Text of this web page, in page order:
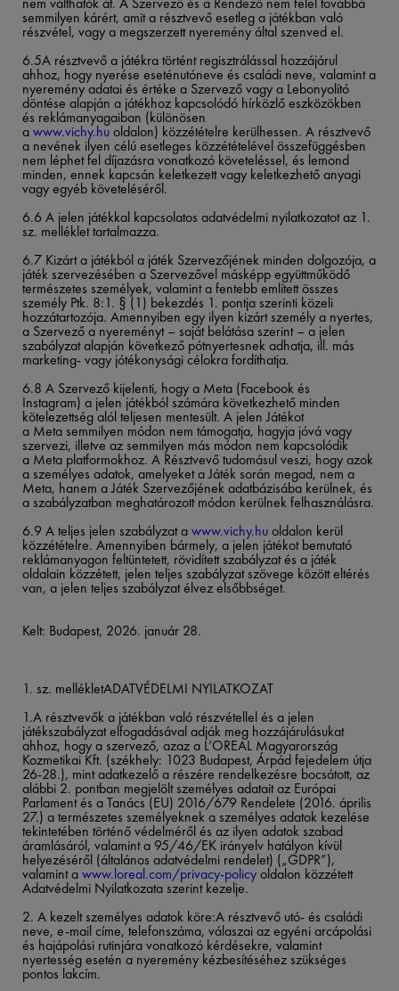
semmilyen kárért, amit a résztvevő esetleg a játékban való
részvétel, vagy a megszerzett nyeremény által szenved el.
6.5A résztvevő a játékra történt regisztrálással hozzájárul
ahhoz, hogy nyerése eseténutóneve és családi neve, valamint a
nyeremény adatai és értéke a Szervező vagy a Lebonyolító
döntése alapján a játékhoz kapcsolódó hírközlő eszközökben
és reklámanyagaiban (különösen
awww.vichy.huoldalon) közzétételre kerülhessen. A résztvevő
a nevének ilyen célú esetleges közzétételével összefüggésben
nem léphet fel díjazásra vonatkozó követeléssel, és lemond
minden, ennek kapcsán keletkezett vagy keletkezhető anyagi
vagy egyéb követeléséről.
6.6 A jelen játékkal kapcsolatos adatvédelmi nyilatkozatot az 1.
sz. melléklet tartalmazza.
6.7 Kizárt a játékból a játék Szervezőjének minden dolgozója, a
játék szervezésében a Szervezővel másképp együttműködő
természetes személyek, valamint a fentebb említett összes
személy Ptk. 8:1. § (1) bekezdés 1. pontja szerinti közeli
hozzátartozója. Amennyiben egy ilyen kizárt személy a nyertes,
a Szervező a nyereményt – saját belátása szerint – a jelen
szabályzat alapján következő pótnyertesnek adhatja, ill. más
marketing- vagy jótékonysági célokra fordíthatja.
6.8 A Szervező kijelenti, hogy a Meta (Facebook és
Instagram) a jelen játékból számára következhető minden
kötelezettség alól teljesen mentesült. A jelen Játékot
a Meta semmilyen módon nem támogatja, hagyja jóvá vagy
szervezi, illetve az semmilyen más módon nem kapcsolódik
a Meta platformokhoz. A Résztvevő tudomásul veszi, hogy azok
a személyes adatok, amelyeket a Játék során megad, nem a
Meta, hanem a Játék Szervezőjének adatbázisába kerülnek, és
a szabályzatban meghatározott módon kerülnek felhasználásra.
6.9 A teljes jelen szabályzat awww.vichy.huoldalon kerül
közzétételre. Amennyiben bármely, a jelen játékot bemutató
reklámanyagon feltüntetett, rövidített szabályzat és a játék
oldalain közzétett, jelen teljes szabályzat szövege között eltérés
van, a jelen teljes szabályzat élvez elsőbbséget.
Kelt: Budapest, 2026. január 28.
1. sz. mellékletADATVÉDELMI NYILATKOZAT
1.A résztvevők a játékban való részvétellel és a jelen
játékszabályzat elfogadásával adják meg hozzájárulásukat
ahhoz, hogy a szervező, azaz a L’OREAL Magyarország
Kozmetikai Kft. (székhely: 1023 Budapest, Árpád fejedelem útja
26-28.), mint adatkezelő a részére rendelkezésre bocsátott, az
alábbi 2. pontban megjelölt személyes adatait az Európai
Parlament és a Tanács (EU) 2016/679 Rendelete (2016. április
27.) a természetes személyeknek a személyes adatok kezelése
tekintetében történő védelméről és az ilyen adatok szabad
áramlásáról, valamint a 95/46/EK irányelv hatályon kívül
helyezéséről (általános adatvédelmi rendelet) („GDPR”),
valamint awww.loreal.com/privacy-policyoldalon közzétett
Adatvédelmi Nyilatkozata szerint kezelje.​
2. A kezelt személyes adatok köre:A résztvevő utó- és családi
neve, e-mail címe, telefonszáma, válaszai az egyéni arcápolási
és hajápolási rutinjára vonatkozó kérdésekre, valamint
nyertesség esetén a nyeremény kézbesítéséhez szükséges
pontos lakcím.